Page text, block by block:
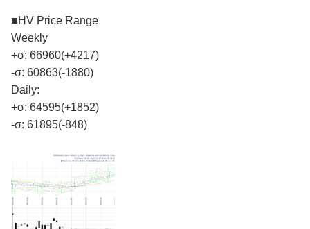
■HV Price Range
Weekly
+σ: 66960(+4217)
-σ: 60863(-1880)
Daily:
+σ: 64595(+1852)
-σ: 61895(-848)